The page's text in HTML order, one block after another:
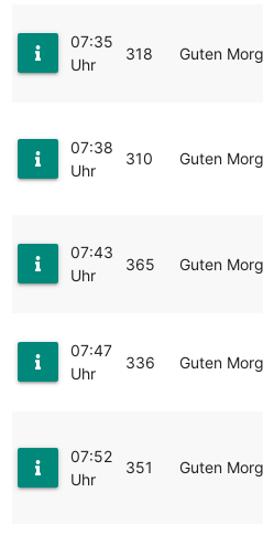
07:35
Uhr
318 Guten
07:38
Uhr
310 Guten
07:43
Uhr
365 Guten
07:47
Uhr
336 Guten
07:52
Uhr
351 Guten